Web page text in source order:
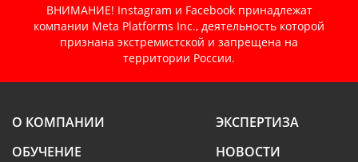
ВНИМАНИЕ! Instagram и Facebook принадлежат
компании Meta Platforms Inc., деятельность которой
признана экстремистской и запрещена на
территории России.
О КОМПАНИИ
ЭКСПЕРТИЗА
ОБУЧЕНИЕ
НОВОСТИ